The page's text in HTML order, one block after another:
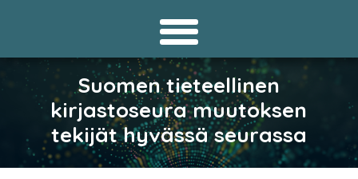
Suomen tieteellinen
kirjastoseura muutoksen
tekijät hyvässä seurassa